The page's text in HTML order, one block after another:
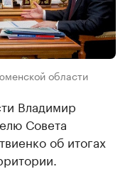
области
Владимир
Совета
об итогах